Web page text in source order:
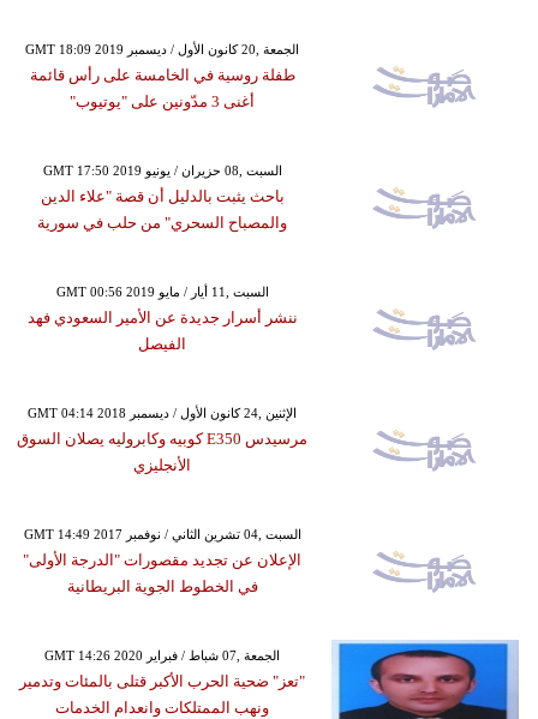
GMT 18:09 2019 الجمعة ,20 كانون الأول / ديسمبر
طفلة روسية في الخامسة على رأس قائمة
أغنى 3 مدّونين على "يوتيوب"
GMT 17:50 2019 السبت ,08 حزيران / يونيو
باحث يثبت بالدليل أن قصة "علاء الدين
والمصباح السحري" من حلب في سورية
GMT 00:56 2019 السبت ,11 أيار / مايو
ننشر أسرار جديدة عن الأمير السعودي فهد
الفيصل
GMT 04:14 2018 الإثنين ,24 كانون الأول / ديسمبر
مرسيدس E350 كوبيه وكابروليه يصلان السوق
الأنجليزي
GMT 14:49 2017 السبت ,04 تشرين الثاني / نوفمبر
الإعلان عن تجديد مقصورات "الدرجة الأولى"
في الخطوط الجوية البريطانية
GMT 14:26 2020 الجمعة ,07 شباط / فبراير
"تعز" ضحية الحرب الأكبر قتلى بالمئات وتدمير
ونهب الممتلكات وانعدام الخدمات